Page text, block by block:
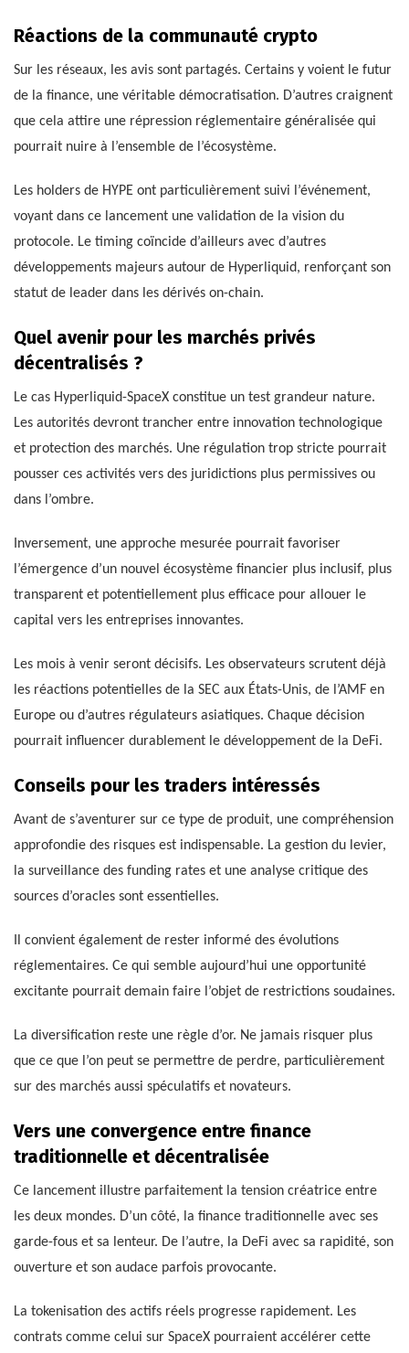
Réactions de la communauté crypto
Sur les réseaux, les avis sont partagés. Certains y voient le futur
de la finance, une véritable démocratisation. D’autres craignent
que cela attire une répression réglementaire généralisée qui
pourrait nuire à l’ensemble de l’écosystème.
Les holders de HYPE ont particulièrement suivi l’événement,
voyant dans ce lancement une validation de la vision du
protocole. Le timing coïncide d’ailleurs avec d’autres
développements majeurs autour de Hyperliquid, renforçant son
statut de leader dans les dérivés on-chain.
Quel avenir pour les marchés privés
décentralisés ?
Le cas Hyperliquid-SpaceX constitue un test grandeur nature.
Les autorités devront trancher entre innovation technologique
et protection des marchés. Une régulation trop stricte pourrait
pousser ces activités vers des juridictions plus permissives ou
dans l’ombre.
Inversement, une approche mesurée pourrait favoriser
l’émergence d’un nouvel écosystème financier plus inclusif, plus
transparent et potentiellement plus efficace pour allouer le
capital vers les entreprises innovantes.
Les mois à venir seront décisifs. Les observateurs scrutent déjà
les réactions potentielles de la SEC aux États-Unis, de l’AMF en
Europe ou d’autres régulateurs asiatiques. Chaque décision
pourrait influencer durablement le développement de la DeFi.
Conseils pour les traders intéressés
Avant de s’aventurer sur ce type de produit, une compréhension
approfondie des risques est indispensable. La gestion du levier,
la surveillance des funding rates et une analyse critique des
sources d’oracles sont essentielles.
Il convient également de rester informé des évolutions
réglementaires. Ce qui semble aujourd’hui une opportunité
excitante pourrait demain faire l’objet de restrictions soudaines.
La diversification reste une règle d’or. Ne jamais risquer plus
que ce que l’on peut se permettre de perdre, particulièrement
sur des marchés aussi spéculatifs et novateurs.
Vers une convergence entre finance
traditionnelle et décentralisée
Ce lancement illustre parfaitement la tension créatrice entre
les deux mondes. D’un côté, la finance traditionnelle avec ses
garde-fous et sa lenteur. De l’autre, la DeFi avec sa rapidité, son
ouverture et son audace parfois provocante.
La tokenisation des actifs réels progresse rapidement. Les
contrats comme celui sur SpaceX pourraient accélérer cette